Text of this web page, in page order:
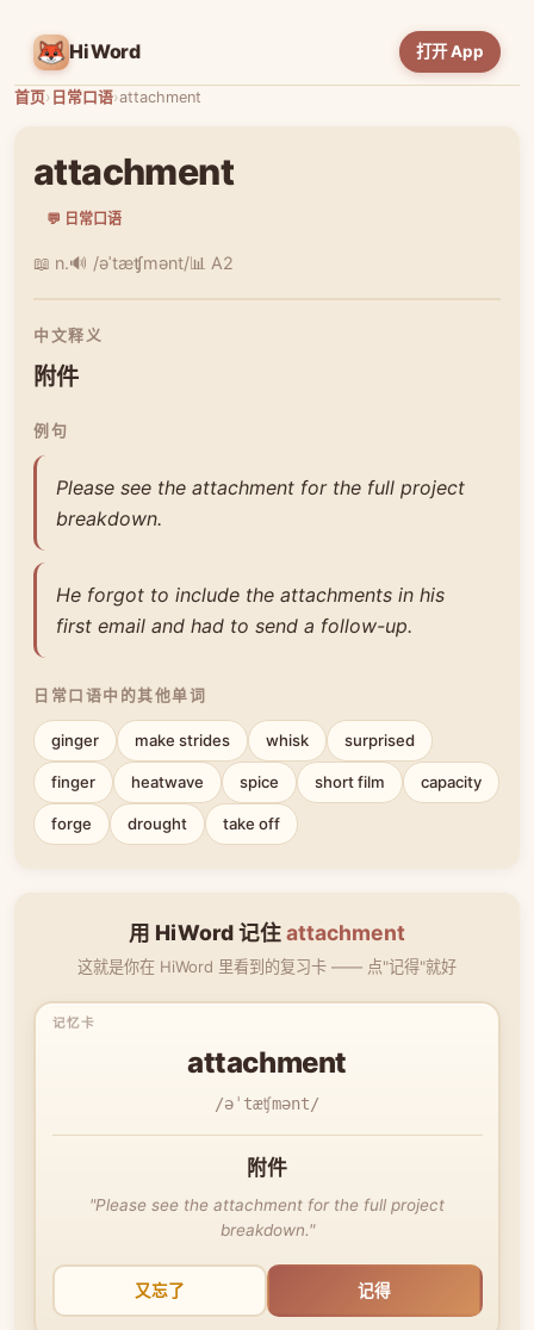
HiWord 打开 App
首页› 日常口语›attachment
attachment
💬 日常口语
📖 n.🔊 /əˈtæʧmənt/📊 A2
中文释义
附件
例句
Please see the attachment for the full project
breakdown.
He forgot to include the attachments in his
first email and had to send a follow-up.
日常口语中的其他单词
ginger make strides whisk surprised
finger heatwave spice short film capacity
forge drought take off
用 HiWord 记住attachment
这就是你在 HiWord 里看到的复习卡 —— 点"记得"就好
attachment
/əˈtæʧmənt/
附件
"Please see the attachment for the full project
breakdown."
又忘了 记得